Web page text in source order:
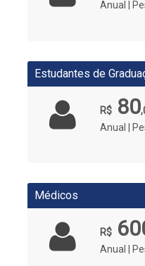
Anual |
Estudantes de
R$ 80
Anual |
Médicos
R$
Anual |